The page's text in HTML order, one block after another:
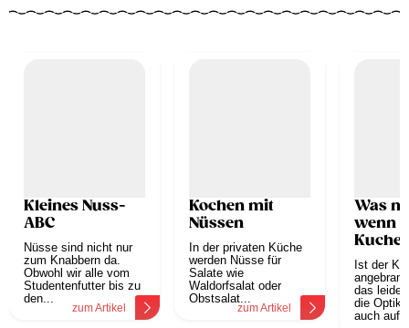
Kleines Nuss-
ABC
Nüsse sind nicht nur
zum Knabbern da.
Obwohl wir alle vom
Studentenfutter bis zu
den...
zum Artikel
Kochen mit
Nüssen
In der privaten Küche
werden Nüsse für
Salate wie
Waldorfsalat oder
Obstsalat...
zum Artikel
Was
wenn
Ist der
das leider
die Optik,
auch auf